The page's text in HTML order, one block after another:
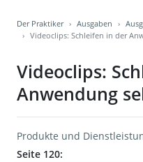
Der Praktiker Ausgaben
Videoclips: Schleifen in der
Videoclips:
Anwendung
Produkte und
Seite 120: